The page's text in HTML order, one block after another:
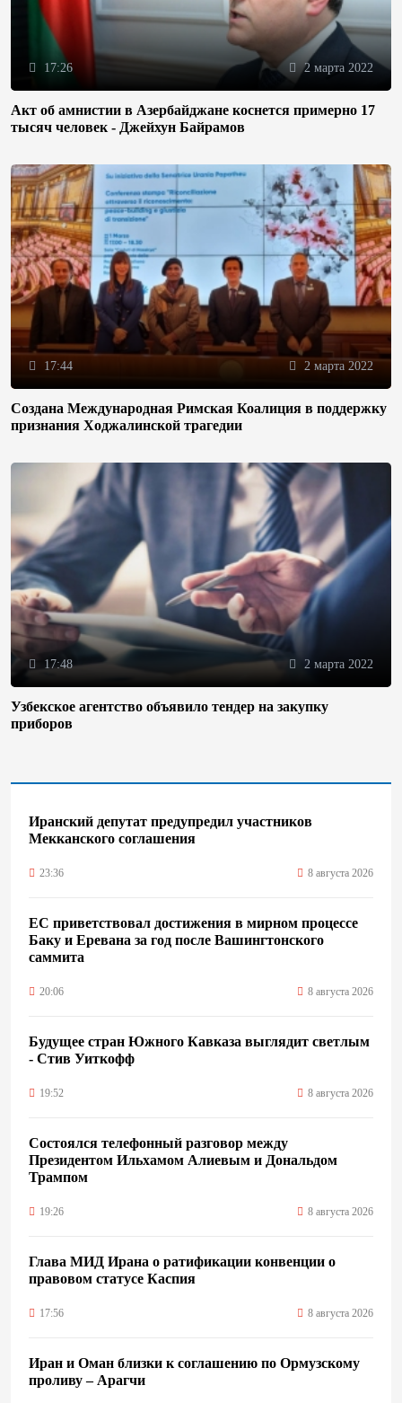
17:26 2 марта 2022
Акт об амнистии в Азербайджане коснется примерно 17
тысяч человек - Джейхун Байрамов
17:44 2 марта 2022
Создана Международная Римская Коалиция в поддержку
признания Ходжалинской трагедии
17:48 2 марта 2022
Узбекское агентство объявило тендер на закупку
приборов
Иранский депутат предупредил участников
Мекканского соглашения
23:36 8 августа 2026
ЕС приветствовал достижения в мирном процессе
Баку и Еревана за год после Вашингтонского
саммита
20:06 8 августа 2026
Будущее стран Южного Кавказа выглядит светлым
- Стив Уиткофф
19:52 8 августа 2026
Состоялся телефонный разговор между
Президентом Ильхамом Алиевым и Дональдом
Трампом
19:26 8 августа 2026
Глава МИД Ирана о ратификации конвенции о
правовом статусе Каспия
17:56 8 августа 2026
Иран и Оман близки к соглашению по Ормузскому
проливу – Арагчи